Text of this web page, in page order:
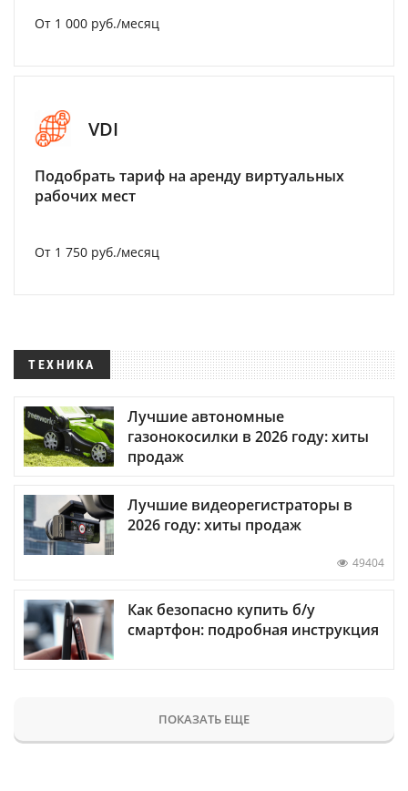
От 1 000 руб./месяц
VDI
Подобрать тариф на аренду виртуальных
рабочих мест
От 1 750 руб./месяц
ТЕХНИКА
Лучшие автономные
газонокосилки в 2026 году: хиты
продаж
Лучшие видеорегистраторы в
2026 году: хиты продаж
49404
Как безопасно купить б/у
смартфон: подробная инструкция
ПОКАЗАТЬ ЕЩЕ